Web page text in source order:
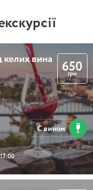
келих вина
17:00
650
грн
С вином